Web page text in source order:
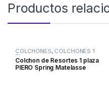
Productos
COLCHONES, COLCHONES 1
Plaza
Colchon de Resortes 1 plaza
PIERO Spring Matelasse